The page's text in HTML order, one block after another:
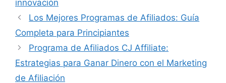
innovación
Los Mejores Programas de Afiliados: Guía
Completa para Principiantes
Programa de Afiliados CJ Affiliate:
Estrategias para Ganar Dinero con el Marketing
de Afiliación